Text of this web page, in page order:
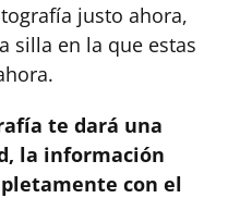
justo ahora,
silla en la que estas
te dará una
la información
con el